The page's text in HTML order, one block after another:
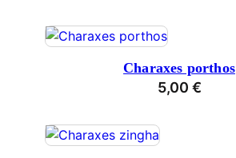
Charaxes porthos
5,00 €